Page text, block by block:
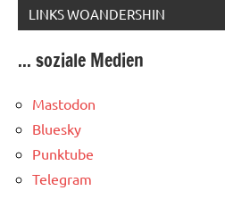
LINKS WOANDERSHIN
... soziale Medien
Mastodon
Bluesky
Punktube
Telegram